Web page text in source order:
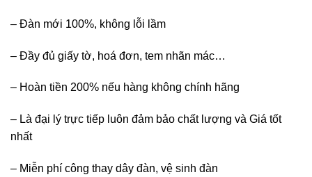
– Đàn mới 100%, không lỗi lầm
– Đầy đủ giấy tờ, hoá đơn, tem nhãn mác…
– Hoàn tiền 200% nếu hàng không chính hãng
– Là đại lý trực tiếp luôn đảm bảo chất lượng và Giá tốt
nhất
– Miễn phí công thay dây đàn, vệ sinh đàn